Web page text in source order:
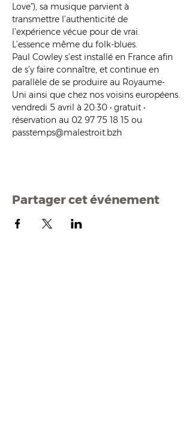
Love”), sa musique parvient à
transmettre l’authenticité de
l’expérience vécue pour de vrai.
L’essence même du folk-blues.
Paul Cowley s’est installé en France afin
de s’y faire connaître, et continue en
parallèle de se produire au Royaume-
Uni ainsi que chez nos voisins européens.
vendredi 5 avril à 20:30 • gratuit •
réservation au 02 97 75 18 15 ou
passtemps@malestroit.bzh
Partager cet événement